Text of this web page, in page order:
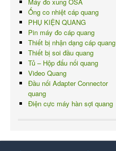
Ống co nhiệt cáp quang
PHỤ KIỆN QUANG
Pin máy đo cáp quang
Thiết bị nhận dạng cáp quang
Thiết bị soi đầu quang
Tủ – Hộp đấu nối quang
Video Quang
Đầu nối Adapter Connector
quang
Điện cực máy hàn sợi quang